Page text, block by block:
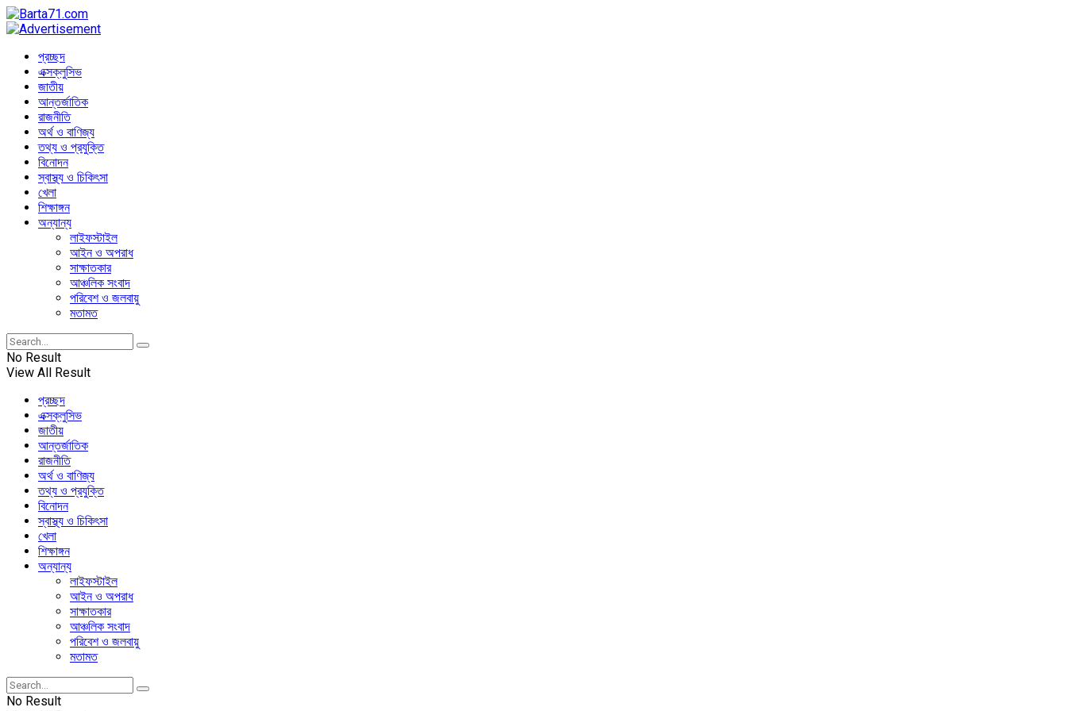
প্রচ্ছদ
এক্সক্লুসিভ
জাতীয়
আন্তর্জাতিক
রাজনীতি
অর্থ ও বাণিজ্য
তথ্য ও প্রযুক্তি
বিনোদন
স্বাস্থ্য ও চিকিৎসা
খেলা
শিক্ষাঙ্গন
অন্যান্য
লাইফস্টাইল
আইন ও অপরাধ
সাক্ষাতকার
আঞ্চলিক সংবাদ
পরিবেশ ও জলবায়ু
মতামত
No Result
View All Result
প্রচ্ছদ
এক্সক্লুসিভ
জাতীয়
আন্তর্জাতিক
রাজনীতি
অর্থ ও বাণিজ্য
তথ্য ও প্রযুক্তি
বিনোদন
স্বাস্থ্য ও চিকিৎসা
খেলা
শিক্ষাঙ্গন
অন্যান্য
লাইফস্টাইল
আইন ও অপরাধ
সাক্ষাতকার
আঞ্চলিক সংবাদ
পরিবেশ ও জলবায়ু
মতামত
No Result